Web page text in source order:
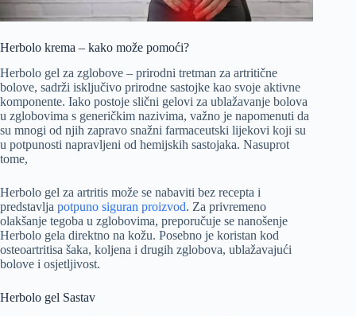
Herbolo krema – kako može pomoći?
Herbolo gel za zglobove – prirodni tretman za artritične
bolove, sadrži isključivo prirodne sastojke kao svoje aktivne
komponente. Iako postoje slični gelovi za ublažavanje bolova
u zglobovima s generičkim nazivima, važno je napomenuti da
su mnogi od njih zapravo snažni farmaceutski lijekovi koji su
u potpunosti napravljeni od hemijskih sastojaka. Nasuprot
tome,
Herbolo gel za artritis može se nabaviti bez recepta i
predstavlja potpuno siguran proizvod. Za privremeno
olakšanje tegoba u zglobovima, preporučuje se nanošenje
Herbolo gela direktno na kožu. Posebno je koristan kod
osteoartritisa šaka, koljena i drugih zglobova, ublažavajući
bolove i osjetljivost.
Herbolo gel Sastav